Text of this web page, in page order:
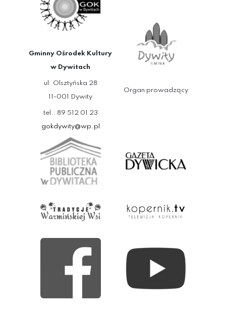
Gminny Ośrodek Kultury
w Dywitach
ul. Olsztyńska 28
11-001 Dywity
tel.: 89 512 01 23
gokdywity@wp.pl
Organ prowadzący